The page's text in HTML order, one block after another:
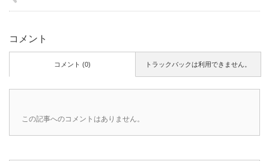
コメント
トラックバックは利用できません。
コメント (0)
この記事へのコメントはありません。